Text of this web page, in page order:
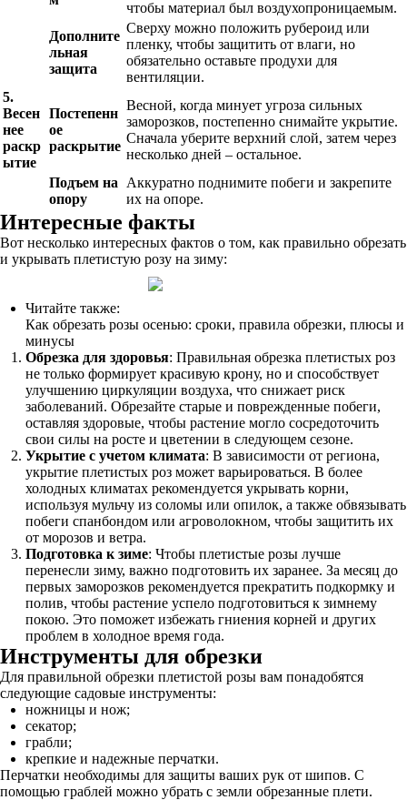
чтобы материал был воздухопроницаемым.
Дополните
льная
защита
Сверху можно положить рубероид или
пленку, чтобы защитить от влаги, но
обязательно оставьте продухи для
вентиляции.
5.
Весен
нее
раскр
ытие
Постепенн
ое
раскрытие
Весной, когда минует угроза сильных
заморозков, постепенно снимайте укрытие.
Сначала уберите верхний слой, затем через
несколько дней – остальное.
Подъем на
опору
Аккуратно поднимите побеги и закрепите
их на опоре.
Интересные факты
Вот несколько интересных фактов о том, как правильно обрезать
и укрывать плетистую розу на зиму:
Читайте также:
Как обрезать розы осенью: сроки, правила обрезки, плюсы и
минусы
Обрезка для здоровья: Правильная обрезка плетистых роз
не только формирует красивую крону, но и способствует
улучшению циркуляции воздуха, что снижает риск
заболеваний. Обрезайте старые и поврежденные побеги,
оставляя здоровые, чтобы растение могло сосредоточить
свои силы на росте и цветении в следующем сезоне.
Укрытие с учетом климата: В зависимости от региона,
укрытие плетистых роз может варьироваться. В более
холодных климатах рекомендуется укрывать корни,
используя мульчу из соломы или опилок, а также обвязывать
побеги спанбондом или агроволокном, чтобы защитить их
от морозов и ветра.
Подготовка к зиме: Чтобы плетистые розы лучше
перенесли зиму, важно подготовить их заранее. За месяц до
первых заморозков рекомендуется прекратить подкормку и
полив, чтобы растение успело подготовиться к зимнему
покою. Это поможет избежать гниения корней и других
проблем в холодное время года.
Инструменты для обрезки
Для правильной обрезки плетистой розы вам понадобятся
следующие садовые инструменты:
ножницы и нож;
секатор;
грабли;
крепкие и надежные перчатки.
Перчатки необходимы для защиты ваших рук от шипов. С
помощью граблей можно убрать с земли обрезанные плети.